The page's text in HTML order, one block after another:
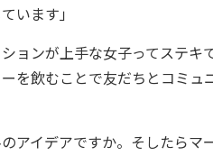
います」
ションが上手な女子ってステ
を飲むことで友だちとコミ
アイデアですか。そしたら